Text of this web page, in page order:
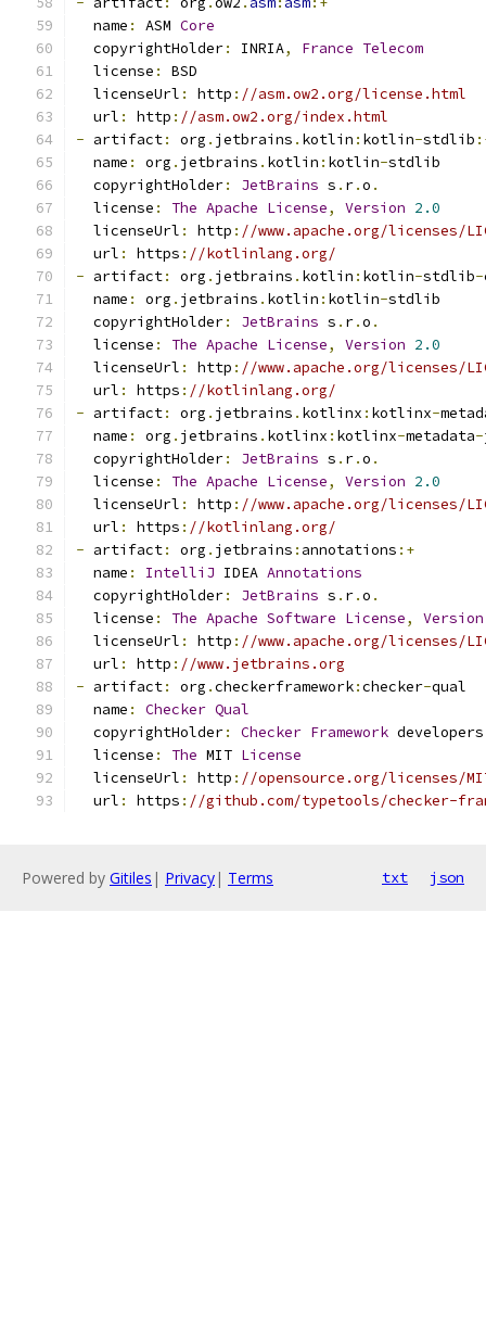
  name
: ASM Core
  copyrightHolder
: INRIA, France Telecom
  license
:
BSD
  licenseUrl
: http : //asm.ow2.org/license.html
  url
: http : //asm.ow2.org/index.html
- artifact: org . jetbrains . kotlin : kotlin-stdlib
  name
: org . jetbrains . kotlin : kotlin-stdlib
  copyrightHolder
: JetBrains s . r.o .
  license
: The Apache License, Version 2.0
  licenseUrl
: http : //www.apache.org/licenses/
  url
: https : //kotlinlang.org/
- artifact: org . jetbrains . kotlin : kotlin-stdlib-
  name
: org . jetbrains . kotlin : kotlin-stdlib
  copyrightHolder
: JetBrains s . r.o .
  license
: The Apache License, Version 2.0
  licenseUrl
: http : //www.apache.org/licenses/
  url
: https : //kotlinlang.org/
- artifact: org . jetbrains . kotlinx : kotlinx-
  name
: org . jetbrains . kotlinx : kotlinx-metadata-
  copyrightHolder
: JetBrains s . r.o .
  license
: The Apache License, Version 2.0
  licenseUrl
: http : //www.apache.org/licenses/
  url
: https : //kotlinlang.org/
- artifact: org . jetbrains : annotations :+
  name
: IntelliJ IDEA Annotations
  copyrightHolder
: JetBrains s . r.o .
  license
: The Apache Software License,
Version
  licenseUrl
: http : //www.apache.org/licenses/
  url
: http : //www.jetbrains.org
- artifact: org .checkerframework:checker-qual
  name
: Checker Qual
  copyrightHolder
: Checker Framework developers
  license
: The MIT License
  licenseUrl
: http : //opensource.org/licenses/
  url
: https : //github.com/typetools/checker-
Powered by Gitiles | Privacy| Terms txt json